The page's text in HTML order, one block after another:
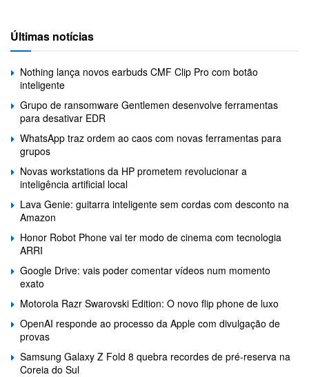
Últimas notícias
Nothing lança novos earbuds CMF Clip Pro com botão
inteligente
Grupo de ransomware Gentlemen desenvolve ferramentas
para desativar EDR
WhatsApp traz ordem ao caos com novas ferramentas para
grupos
Novas workstations da HP prometem revolucionar a
inteligência artificial local
Lava Genie: guitarra inteligente sem cordas com desconto na
Amazon
Honor Robot Phone vai ter modo de cinema com tecnologia
ARRI
Google Drive: vais poder comentar vídeos num momento
exato
Motorola Razr Swarovski Edition: O novo flip phone de luxo
OpenAI responde ao processo da Apple com divulgação de
provas
Samsung Galaxy Z Fold 8 quebra recordes de pré-reserva na
Coreia do Sul